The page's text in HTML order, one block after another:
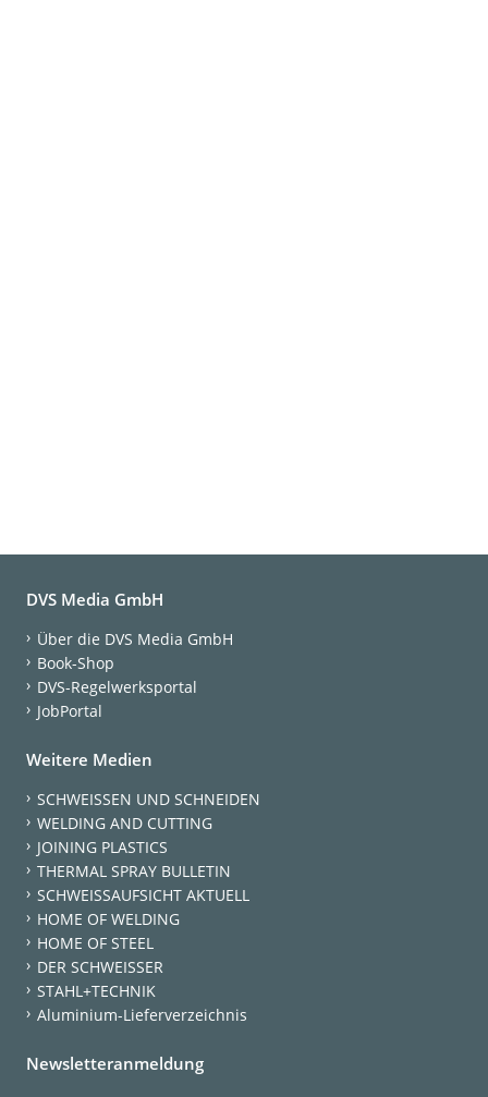
DVS Media GmbH
Über die DVS Media GmbH
Book-Shop
DVS-Regelwerksportal
JobPortal
Weitere Medien
SCHWEISSEN UND SCHNEIDEN
WELDING AND CUTTING
JOINING PLASTICS
THERMAL SPRAY BULLETIN
SCHWEISSAUFSICHT AKTUELL
HOME OF WELDING
HOME OF STEEL
DER SCHWEISSER
STAHL+TECHNIK
Aluminium-Lieferverzeichnis
Newsletteranmeldung